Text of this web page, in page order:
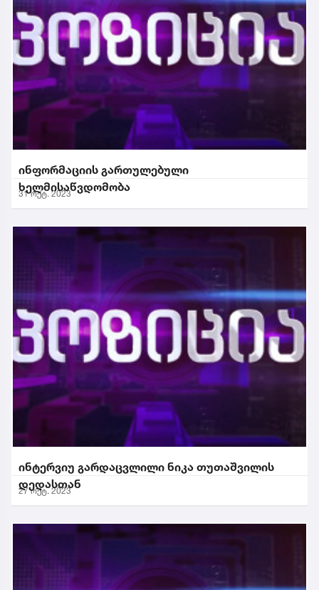
ინფორმაციის გართულებული
ხელმისაწვდომობა
31 ოქტ. 2023
ინტერვიუ გარდაცვლილი ნიკა თუთაშვილის
დედასთან
27 ოქტ. 2023